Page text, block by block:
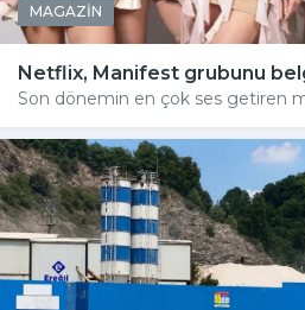
MAGAZİN
Netflix, Manifest grubunu
Son dönemin en çok ses getiren